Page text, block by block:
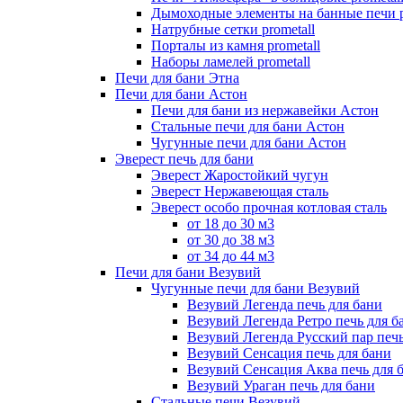
Дымоходные элементы на банные печи
Натрубные сетки prometall
Порталы из камня prometall
Наборы ламелей prometall
Печи для бани Этна
Печи для бани Астон
Печи для бани из нержавейки Астон
Стальные печи для бани Астон
Чугунные печи для бани Астон
Эверест печь для бани
Эверест Жаростойкий чугун
Эверест Нержавеющая сталь
Эверест особо прочная котловая сталь
от 18 до 30 м3
от 30 до 38 м3
от 34 до 44 м3
Печи для бани Везувий
Чугунные печи для бани Везувий
Везувий Легенда печь для бани
Везувий Легенда Ретро печь для
Везувий Легенда Русский пар
Везувий Сенсация печь для бани
Везувий Сенсация Аква печь для
Везувий Ураган печь для бани